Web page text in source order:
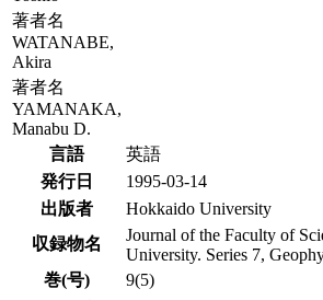
著者名
WATANABE,
Akira
著者名
YAMANAKA,
Manabu D.
言語
英語
発行日
1995-03-14
出版者
Hokkaido University
収録物名
Journal of the Faculty of
University. Series 7,
巻(号)
9(5)